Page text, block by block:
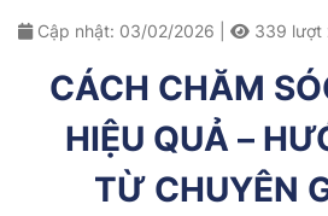
Cập nhật: 03/02/2026 339 lượt
CÁCH CHĂM
HIỆU QUẢ –
TỪ CHUYÊN